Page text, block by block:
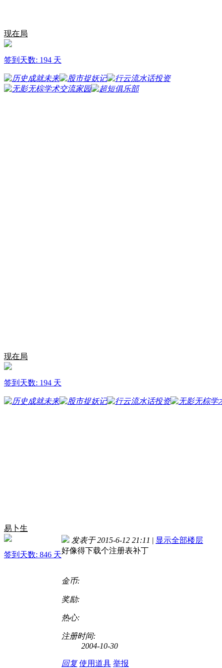
现在局
签到天数: 194 天
现在局
签到天数: 194 天
易卜生
签到天数: 846 天
发表于 2015-6-12 21:11 | 显示全部楼层
好像得下载个注册表补丁
金币:
奖励:
热心:
注册时间:
2004-10-30
回复 使用道具 举报